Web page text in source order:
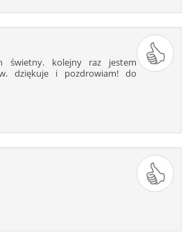
świetny. kolejny raz jestem
dziękuje i pozdrowiam! do